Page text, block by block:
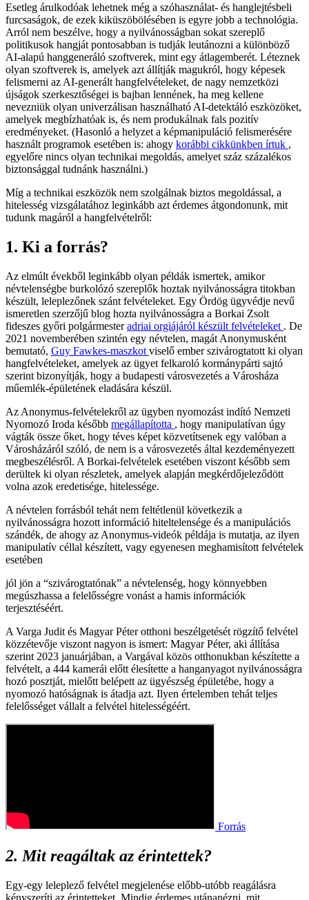
Esetleg árulkodóak lehetnek még a szóhasználat- és hanglejtésbeli
furcsaságok, de ezek kiküszöbölésében is egyre jobb a technológia.
Arról nem beszélve, hogy a nyilvánosságban sokat szereplő
politikusok hangját pontosabban is tudják leutánozni a különböző
AI-alapú hanggeneráló szoftverek, mint egy átlagemberét. Léteznek
olyan szoftverek is, amelyek azt állítják magukról, hogy képesek
felismerni az AI-generált hangfelvételeket, de nagy nemzetközi
újságok szerkesztőségei is bajban lennének, ha meg kellene
nevezniük olyan univerzálisan használható AI-detektáló eszközöket,
amelyek megbízhatóak is, és nem produkálnak fals pozitív
eredményeket. (Hasonló a helyzet a képmanipuláció felismerésére
használt programok esetében is: ahogy korábbi cikkünkben írtuk ,
egyelőre nincs olyan technikai megoldás, amelyet száz százalékos
biztonsággal tudnánk használni.)
Míg a technikai eszközök nem szolgálnak biztos megoldással, a
hitelesség vizsgálatához leginkább azt érdemes átgondonunk, mit
tudunk magáról a hangfelvételről:
1. Ki a forrás?
Az elmúlt évekből leginkább olyan példák ismertek, amikor
névtelenségbe burkolózó szereplők hoztak nyilvánosságra titokban
készült, leleplezőnek szánt felvételeket. Egy Ördög ügyvédje nevű
ismeretlen szerzőjű blog hozta nyilvánosságra a Borkai Zsolt
fideszes győri polgármesteradriai orgiájáról készült felvételeket . De
2021 novemberében szintén egy névtelen, magát Anonymusként
bemutató, Guy Fawkes-maszkot viselő ember szivárogtatott ki olyan
hangfelvételeket, amelyek az ügyet felkaroló kormánypárti sajtó
szerint bizonyítják, hogy a budapesti városvezetés a Városháza
műemlék-épületének eladására készül.
Az Anonymus-felvételekről az ügyben nyomozást indító Nemzeti
Nyomozó Iroda később megállapította , hogy manipulatívan úgy
vágták össze őket, hogy téves képet közvetítsenek egy valóban a
Városházáról szóló, de nem is a városvezetés által kezdeményezett
megbeszélésről. A Borkai-felvételek esetében viszont később sem
derültek ki olyan részletek, amelyek alapján megkérdőjeleződött
volna azok eredetisége, hitelessége.
A névtelen forrásból tehát nem feltétlenül következik a
nyilvánosságra hozott információ hiteltelensége és a manipulációs
szándék, de ahogy az Anonymus-videók példája is mutatja, az ilyen
manipulatív céllal készített, vagy egyenesen meghamisított felvételek
esetében
jól jön a “szivárogtatónak” a névtelenség, hogy könnyebben
megúszhassa a felelősségre vonást a hamis információk
terjesztéséért.
A Varga Judit és Magyar Péter otthoni beszélgetését rögzítő felvétel
közzétevője viszont nagyon is ismert: Magyar Péter, aki állítása
szerint 2023 januárjában, a Vargával közös otthonukban készítette a
felvételt, a 444 kamerái előtt élesítette a hanganyagot nyilvánosságra
hozó posztját, mielőtt belépett az ügyészség épületébe, hogy a
nyomozó hatóságnak is átadja azt. Ilyen értelemben tehát teljes
felelősséget vállalt a felvétel hitelességéért.
Forrás
2. Mit reagáltak az érintettek?
Egy-egy leleplező felvétel megjelenése előbb-utóbb reagálásra
kényszeríti az érintetteket. Mindig érdemes utánanézni, mit